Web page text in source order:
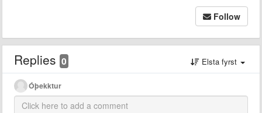
Follow
Replies 0 Elsta fyrst
Óþekktur